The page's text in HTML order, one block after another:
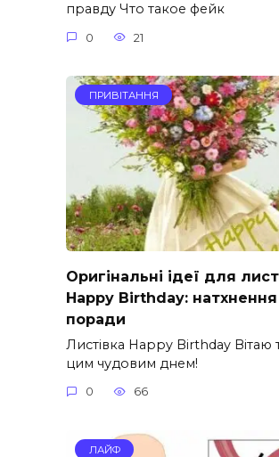
правду Что такое фейк
0 21
ПРИВІТАННЯ
Оригінальні ідеї для
Happy Birthday: натхнення
поради
Листівка Happy Birthday Вітаю
цим чудовим днем!
0 66
ЛАЙФ